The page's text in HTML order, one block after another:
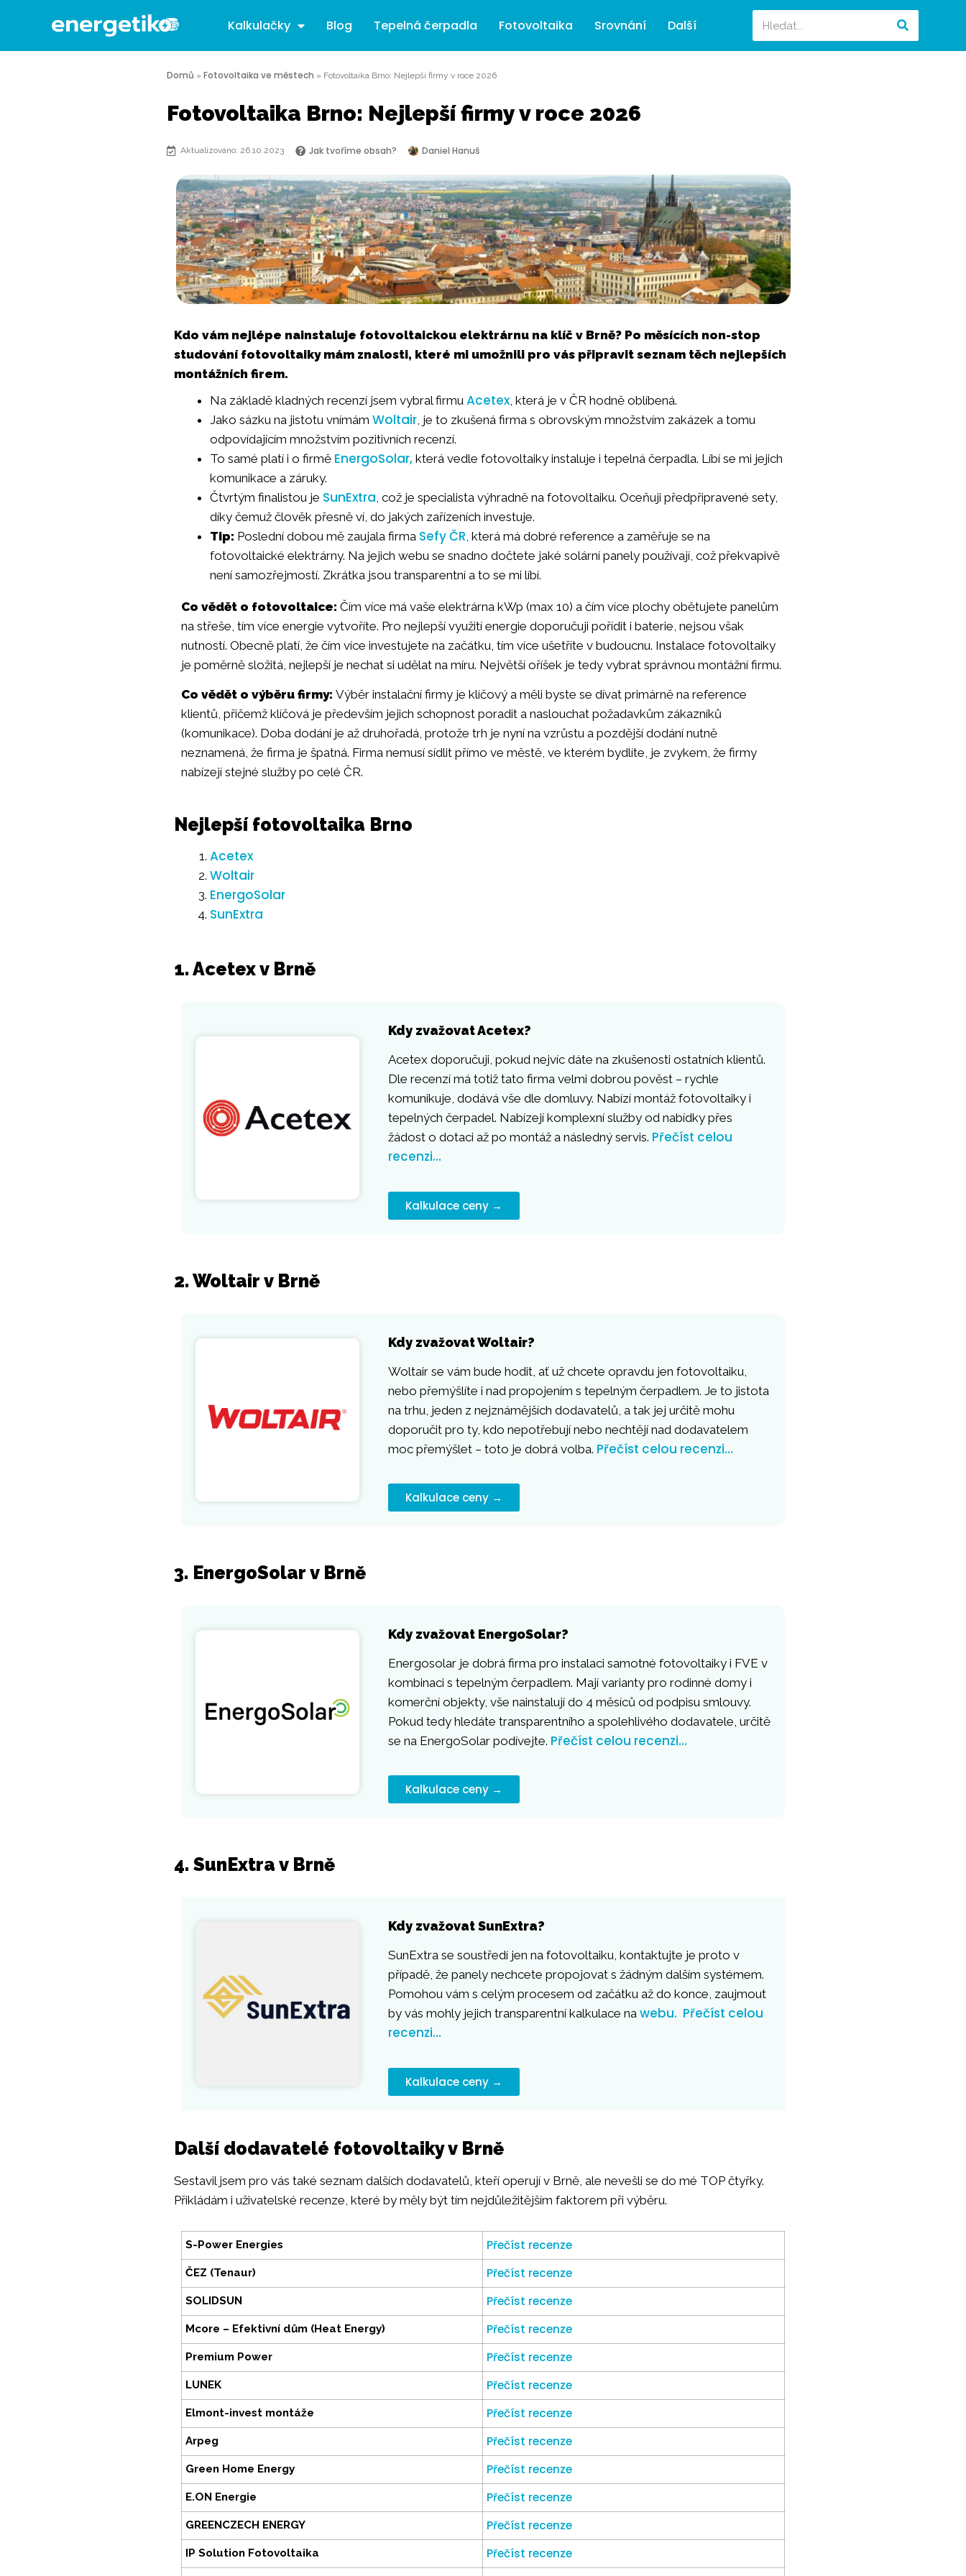
Kalkulačky Blog Tepelná čerpadla Fotovoltaika Srovnání Další
Domů » Fotovoltaika ve městech » Fotovoltaika Brno: Nejlepší firmy v roce 2026
Fotovoltaika Brno: Nejlepší firmy v roce 2026
Aktualizováno: 26.10.2023 Jak tvoříme obsah? Daniel Hanuš
Kdo vám nejlépe nainstaluje fotovoltaickou elektrárnu na klíč v Brně? Po měsících non-stop
studování fotovoltaiky mám znalosti, které mi umožnili pro vás připravit seznam těch nejlepších
montážních firem.
Na základě kladných recenzí jsem vybral firmu Acetex , která je v ČR hodně oblíbená.
Jako sázku na jistotu vnímám Woltair , je to zkušená firma s obrovským množstvím zakázek a tomu
odpovídajícím množstvím pozitivních recenzí.
To samé platí i o firmě EnergoSolar, která vedle fotovoltaiky instaluje i tepelná čerpadla. Líbí se mi jejich
komunikace a záruky.
Čtvrtým finalistou je SunExtra , což je specialista výhradně na fotovoltaiku. Oceňuji předpřipravené sety,
díky čemuž člověk přesně ví, do jakých zařízeních investuje.
Tip: Poslední dobou mě zaujala firma Sefy ČR , která má dobré reference a zaměřuje se na
fotovoltaické elektrárny. Na jejich webu se snadno dočtete jaké solární panely používají, což překvapivě
není samozřejmostí. Zkrátka jsou transparentní a to se mi líbí.
Co vědět o fotovoltaice: Čím více má vaše elektrárna kWp (max 10) a čím více plochy obětujete panelům
na střeše, tím více energie vytvoříte. Pro nejlepší využití energie doporučuji pořídit i baterie, nejsou však
nutností. Obecně platí, že čím více investujete na začátku, tím více ušetříte v budoucnu. Instalace fotovoltaiky
je poměrně složitá, nejlepší je nechat si udělat na míru. Největší oříšek je tedy vybrat správnou montážní firmu.
Co vědět o výběru firmy: Výběr instalační firmy je klíčový a měli byste se dívat primárně na reference
klientů, přičemž klíčová je především jejich schopnost poradit a naslouchat požadavkům zákazníků
(komunikace). Doba dodání je až druhořadá, protože trh je nyní na vzrůstu a pozdější dodání nutně
neznamená, že firma je špatná. Firma nemusí sídlit přímo ve městě, ve kterém bydlíte, je zvykem, že firmy
nabízejí stejné služby po celé ČR.
Nejlepší fotovoltaika Brno
Acetex
Woltair
EnergoSolar
SunExtra
1. Acetex v Brně
Kdy zvažovat Acetex?
Acetex doporučuji, pokud nejvíc dáte na zkušenosti ostatních klientů.
Dle recenzí má totiž tato firma velmi dobrou pověst – rychle
komunikuje, dodává vše dle domluvy. Nabízí montáž fotovoltaiky i
tepelných čerpadel. Nabízejí komplexní služby od nabídky přes
žádost o dotaci až po montáž a následný servis. Přečíst celou
recenzi…
Kalkulace ceny →
2. Woltair v Brně
Kdy zvažovat Woltair?
Woltair se vám bude hodit, ať už chcete opravdu jen fotovoltaiku,
nebo přemýšlíte i nad propojením s tepelným čerpadlem. Je to jistota
na trhu, jeden z nejznámějších dodavatelů, a tak jej určitě mohu
doporučit pro ty, kdo nepotřebují nebo nechtějí nad dodavatelem
moc přemýšlet – toto je dobrá volba. Přečíst celou recenzi…
Kalkulace ceny →
3. EnergoSolar v Brně
Kdy zvažovat EnergoSolar?
Energosolar je dobrá firma pro instalaci samotné fotovoltaiky i FVE v
kombinaci s tepelným čerpadlem. Mají varianty pro rodinné domy i
komerční objekty, vše nainstalují do 4 měsíců od podpisu smlouvy.
Pokud tedy hledáte transparentního a spolehlivého dodavatele, určitě
se na EnergoSolar podívejte. Přečíst celou recenzi…
Kalkulace ceny →
4. SunExtra v Brně
Kdy zvažovat SunExtra?
SunExtra se soustředí jen na fotovoltaiku, kontaktujte je proto v
případě, že panely nechcete propojovat s žádným dalším systémem.
Pomohou vám s celým procesem od začátku až do konce, zaujmout
by vás mohly jejich transparentní kalkulace na webu. Přečíst celou
recenzi…
Kalkulace ceny →
Další dodavatelé fotovoltaiky v Brně
Sestavil jsem pro vás také seznam dalších dodavatelů, kteří operují v Brně, ale nevešli se do mé TOP čtyřky.
Přikládám i uživatelské recenze, které by měly být tím nejdůležitějším faktorem při výběru.
S-Power Energies Přečíst recenze
ČEZ (Tenaur) Přečíst recenze
SOLIDSUN Přečíst recenze
Mcore – Efektivní dům (Heat Energy) Přečíst recenze
Premium Power Přečíst recenze
LUNEK Přečíst recenze
Elmont-invest montáže Přečíst recenze
Arpeg Přečíst recenze
Green Home Energy Přečíst recenze
E.ON Energie Přečíst recenze
GREENCZECH ENERGY Přečíst recenze
IP Solution Fotovoltaika Přečíst recenze